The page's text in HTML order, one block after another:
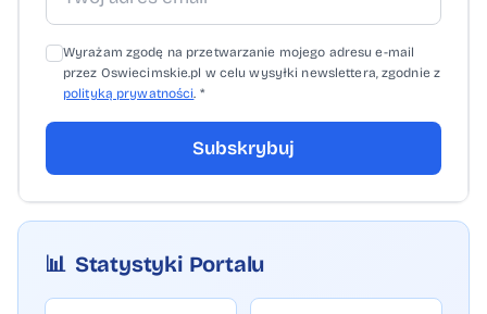
Wyrażam zgodę na przetwarzanie mojego adresu e-mail
przez Oswiecimskie.pl w celu wysyłki newslettera, zgodnie z
polityką prywatności . *
Subskrybuj
📊 Statystyki Portalu